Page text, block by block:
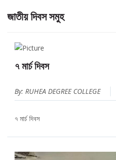
জাতীয় দিবস সমুহ
৭ মার্চ দিবস
By: RUHEA DEGREE COLLEGE
৭ মার্চ দিবস